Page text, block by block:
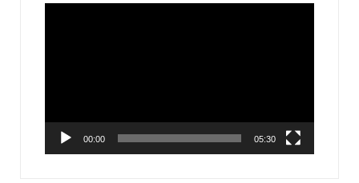
00:00 05:30